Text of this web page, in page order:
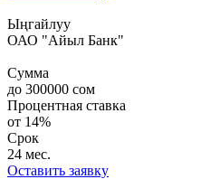
Ыңгайлуу
ОАО "Айыл Банк"
Сумма
до 300000 сом
Процентная ставка
от 14%
Срок
24 мес.
Оставить заявку